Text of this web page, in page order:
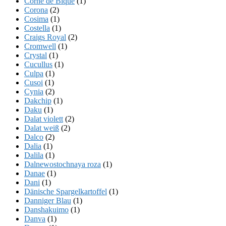
Corona (2)
Cosima (1)
Costella (1)
Craigs Royal (2)
Cromwell (1)
Crystal (1)
Cucullus (1)
Culpa (1)
Cusoi (1)
Cynia (2)
Dakchip (1)
Daku (1)
Dalat violett (2)
Dalat weiß (2)
Dalco (2)
Dalia (1)
Dalila (1)
Dalnewostochnaya roza (1)
Danae (1)
Dani (1)
Dänische Spargelkartoffel (1)
Danniger Blau (1)
Danshakuimo (1)
Danva (1)